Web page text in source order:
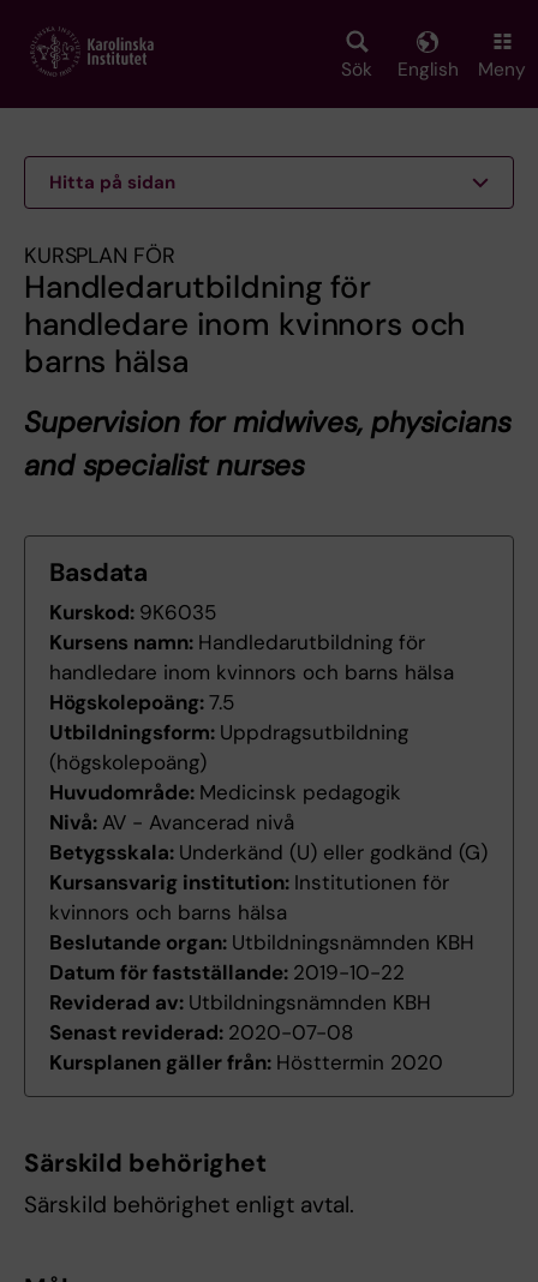
main
Sök English Meny
Hitta på sidan
KURSPLAN FÖR
Handledarutbildning för
handledare inom kvinnors och
barns hälsa
Supervision for midwives, physicians
and specialist nurses
Basdata
Kurskod: 9K6035
Kursens namn: Handledarutbildning för
handledare inom kvinnors och barns hälsa
Högskolepoäng:7.5
Utbildningsform: Uppdragsutbildning
(högskolepoäng)
Huvudområde: Medicinsk pedagogik
Nivå: AV - Avancerad nivå
Betygsskala: Underkänd (U) eller godkänd (G)
Kursansvarig institution: Institutionen för
kvinnors och barns hälsa
Beslutande organ: Utbildningsnämnden KBH
Datum för fastställande: 2019-10-22
Reviderad av: Utbildningsnämnden KBH
Senast reviderad: 2020-07-08
Kursplanen gäller från: Hösttermin 2020
Särskild behörighet
Särskild behörighet enligt avtal.